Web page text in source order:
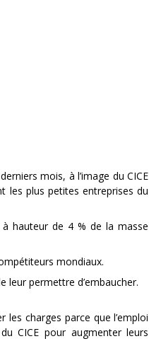
mois, à l’image du CICE
les plus petites entreprises du
hauteur de 4 % de la masse
mondiaux.
permettre d’embaucher.
charges parce que l’emploi
CICE pour augmenter leurs